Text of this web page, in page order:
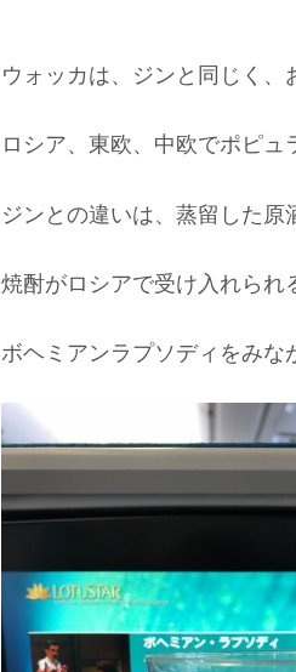
ウォッカは、ジンと同じく、
ロシア、東欧、中欧でポピュ
ジンとの違いは、蒸留した原
焼酎がロシアで受け入れられ
ボヘミアンラプソディをみな